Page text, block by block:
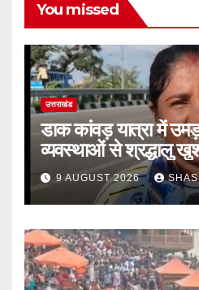
You missed
उत्तराखंड
डाक कांवड़ यात्रा में
व्यवस्थाओं से श्रद्धालु
9 AUGUST 2026